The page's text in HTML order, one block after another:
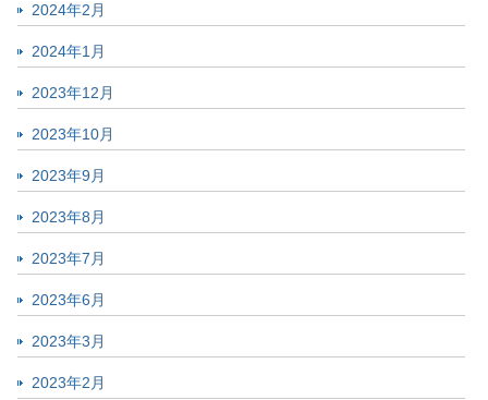
2024年2月
2024年1月
2023年12月
2023年10月
2023年9月
2023年8月
2023年7月
2023年6月
2023年3月
2023年2月